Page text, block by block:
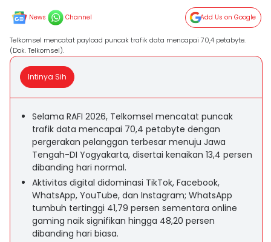
News Channel Add Us on Google
Telkomsel mencatat payload puncak trafik data mencapai 70,4 petabyte.
(Dok. Telkomsel).
Intinya Sih
Selama RAFI 2026, Telkomsel mencatat puncak
trafik data mencapai 70,4 petabyte dengan
pergerakan pelanggan terbesar menuju Jawa
Tengah-DI Yogyakarta, disertai kenaikan 13,4 persen
dibanding hari normal.
Aktivitas digital didominasi TikTok, Facebook,
WhatsApp, YouTube, dan Instagram; WhatsApp
tumbuh tertinggi 41,79 persen sementara online
gaming naik signifikan hingga 48,20 persen
dibanding hari biasa.